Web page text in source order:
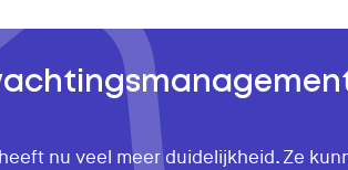
nu veel meer duidelijkheid. Ze